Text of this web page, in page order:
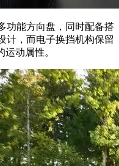
功能方向盘，同时配备搭
计，而电子换挡机构保留
动属性。